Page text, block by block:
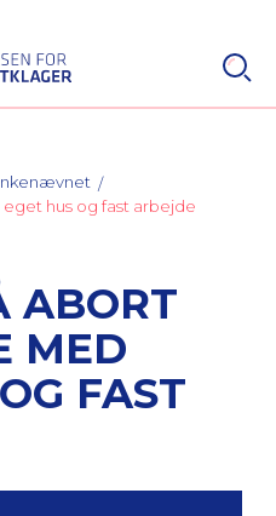
hus og fast arbejde
ABORT
MED
FAST